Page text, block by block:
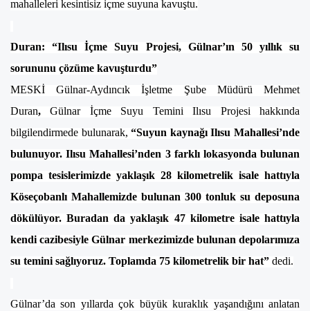
mahalleleri kesintisiz içme suyuna kavuştu.
Duran: “Ilısu İçme Suyu Projesi, Gülnar’ın 50 yıllık su
sorununu çözüme kavuşturdu”
MESKİ Gülnar-Aydıncık İşletme Şube Müdürü Mehmet
Duran,Gülnar İçme Suyu Temini Ilısu Projesi hakkında
bilgilendirmede bulunarak,“Suyun kaynağı Ilısu Mahallesi’nde
bulunuyor. Ilısu Mahallesi’nden 3 farklı lokasyonda bulunan
pompa tesislerimizde yaklaşık 28 kilometrelik isale hattıyla
Köseçobanlı Mahallemizde bulunan 300 tonluk su deposuna
dökülüyor. Buradan da yaklaşık 47 kilometre isale hattıyla
kendi cazibesiyle Gülnar merkezimizde bulunan depolarımıza
su temini sağlıyoruz. Toplamda 75 kilometrelik bir hat” dedi.
Gülnar’da son yıllarda çok büyük kuraklık yaşandığını anlatan